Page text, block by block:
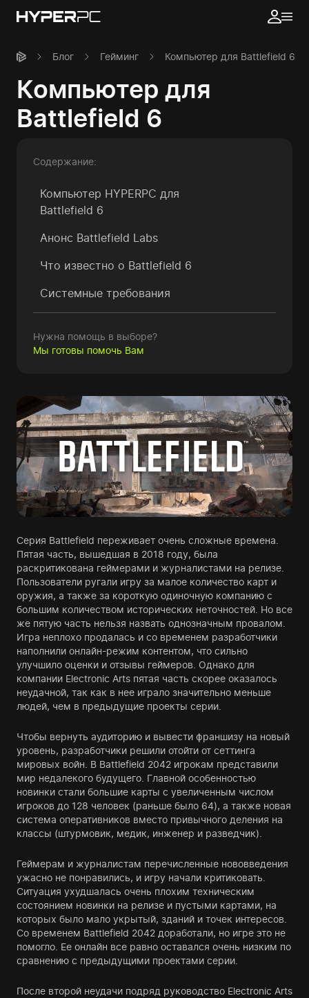
Блог Гейминг Компьютер для Battlefield 6
Компьютер для
Battlefield 6
Содержание:
Компьютер HYPERPC для
Battlefield 6
Анонс Battlefield Labs
Что известно о Battlefield 6
Системные требования
Нужна помощь в выборе?
Мы готовы помочь Вам
Серия Battlefield переживает очень сложные времена.
Пятая часть, вышедшая в 2018 году, была
раскритикована геймерами и журналистами на релизе.
Пользователи ругали игру за малое количество карт и
оружия, а также за короткую одиночную компанию с
большим количеством исторических неточностей. Но все
же пятую часть нельзя назвать однозначным провалом.
Игра неплохо продалась и со временем разработчики
наполнили онлайн-режим контентом, что сильно
улучшило оценки и отзывы геймеров. Однако для
компании Electronic Arts пятая часть скорее оказалось
неудачной, так как в нее играло значительно меньше
людей, чем в предыдущие проекты серии.
Чтобы вернуть аудиторию и вывести франшизу на новый
уровень, разработчики решили отойти от сеттинга
мировых войн. В Battlefield 2042 игрокам представили
мир недалекого будущего. Главной особенностью
новинки стали большие карты с увеличенным числом
игроков до 128 человек (раньше было 64), а также новая
система оперативников вместо привычного деления на
классы (штурмовик, медик, инженер и разведчик).
Геймерам и журналистам перечисленные нововведения
ужасно не понравились, и игру начали критиковать.
Ситуация ухудшалась очень плохим техническим
состоянием новинки на релизе и пустыми картами, на
которых было мало укрытый, зданий и точек интересов.
Со временем Battlefield 2042 доработали, но игре это не
помогло. Ее онлайн все равно оставался очень низким по
сравнению с предыдущими проектами серии.
После второй неудачи подряд руководство Electronic Arts